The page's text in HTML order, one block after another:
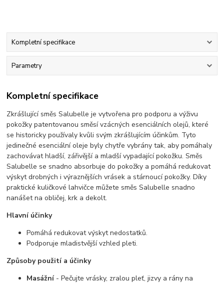
Kompletní specifikace
Parametry
Kompletní specifikace
Zkrášlující směs Salubelle je vytvořena pro podporu a výživu
pokožky patentovanou směsí vzácných esenciálních olejů, které
se historicky používaly kvůli svým zkrášlujícím účinkům. Tyto
jedinečné esenciální oleje byly chytře vybrány tak, aby pomáhaly
zachovávat hladší, zářivější a mladší vypadající pokožku. Směs
Salubelle se snadno absorbuje do pokožky a pomáhá redukovat
výskyt drobných i výraznějších vrásek a stárnoucí pokožky. Díky
praktické kuličkové lahvičce můžete směs Salubelle snadno
nanášet na obličej, krk a dekolt.
Hlavní účinky
Pomáhá redukovat výskyt nedostatků.
Podporuje mladistvější vzhled pleti.
Způsoby použití a účinky
Masážní- Pečujte vrásky, zralou pleť, jizvy a rány na